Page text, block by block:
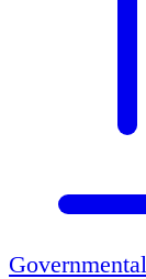
Governmental